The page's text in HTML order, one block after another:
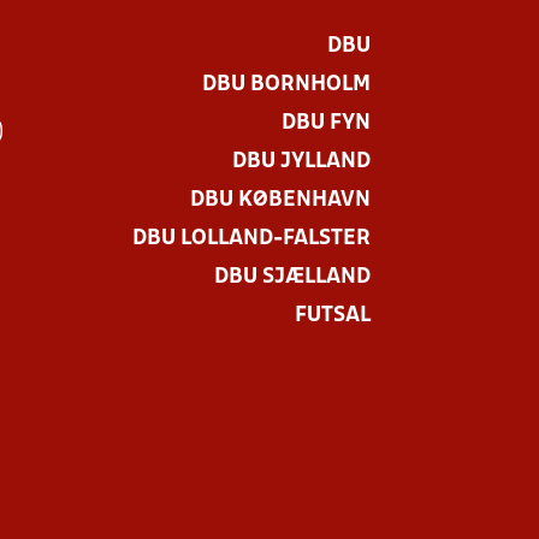
DBU
DBU BORNHOLM
DBU FYN
DBU JYLLAND
DBU KØBENHAVN
DBU LOLLAND-FALSTER
DBU SJÆLLAND
FUTSAL